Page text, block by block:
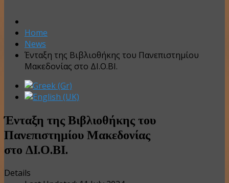
Home
News
Ένταξη της Βιβλιοθήκης του Πανεπιστημίου
Μακεδονίας στο ΔΙ.Ο.ΒΙ.
Ένταξη της Βιβλιοθήκης του
Πανεπιστημίου Μακεδονίας
στο ΔΙ.Ο.ΒΙ.
Details